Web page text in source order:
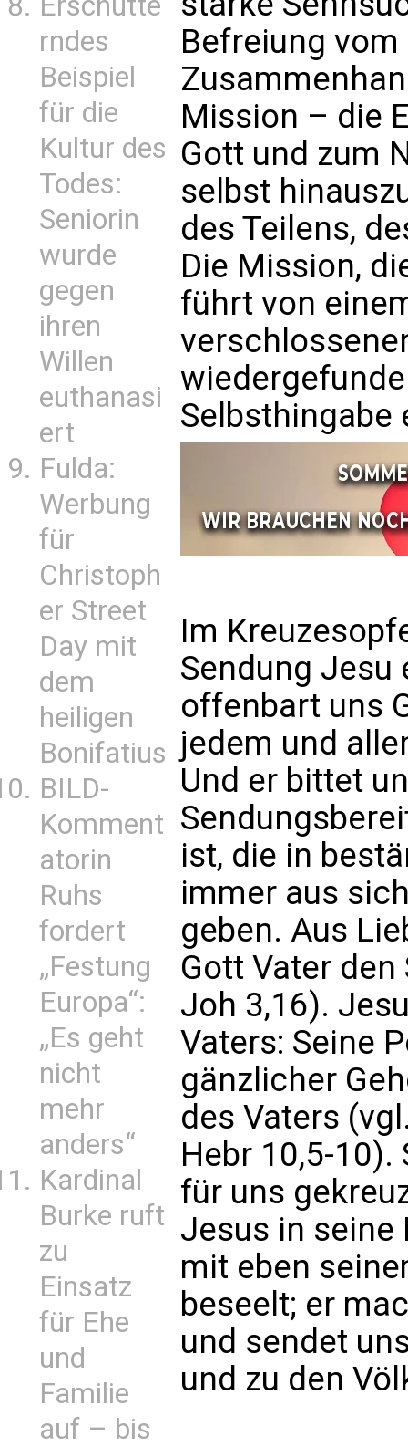
rndes
Beispiel
für die
Kultur des
Todes:
Seniorin
wurde
gegen
ihren
Willen
euthanasi
ert
Fulda:
Werbung
für
Christoph
er Street
Day mit
dem
heiligen
Bonifatius
BILD-
Komment
atorin
Ruhs
fordert
„Festung
Europa“:
„Es geht
nicht
mehr
anders“
Kardinal
Burke ruft
zu
Einsatz
für Ehe
und
Familie
auf – bis
Befreiung
Mission – die
Gott und zum
selbst
des Teilens,
Die Mission,
führt von
Selbsthingabe
Im
Sendung Jesu
offenbart uns
jedem und
Und er bittet
ist, die in
immer aus
geben. Aus
Gott Vater
Joh 3,16).
Vaters: Seine
gänzlicher
des Vaters
Hebr 10,5-
für uns
Jesus in seine
mit eben
beseelt; er
und sendet
und zu den